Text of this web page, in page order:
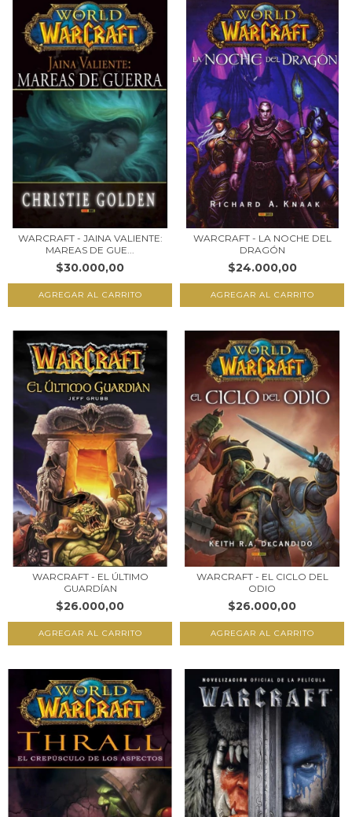
WARCRAFT - JAINA VALIENTE:
MAREAS DE GUE...
$30.000,00
WARCRAFT - LA NOCHE DEL
DRAGÓN
$24.000,00
WARCRAFT - EL ÚLTIMO
GUARDÍAN
$26.000,00
WARCRAFT - EL CICLO DEL
ODIO
$26.000,00